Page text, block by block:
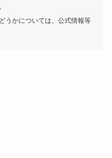
うかについては、公式情報等